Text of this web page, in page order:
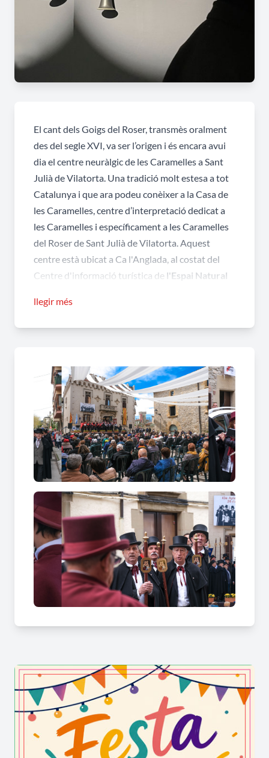
El cant dels Goigs del Roser, transmès oralment
des del segle XVI, va ser l’origen i és encara avui
dia el centre neuràlgic de les Caramelles a Sant
Julià de Vilatorta. Una tradició molt estesa a tot
Catalunya i que ara podeu conèixer a la Casa de
les Caramelles, centre d’interpretació dedicat a
les Caramelles i específicament a les Caramelles
del Roser de Sant Julià de Vilatorta. Aquest
centre està ubicat a Ca l'Anglada, al costat del
Centre d'informació turística de l'Espai Natural
Activitat gratuïta recomanada per a tota la
família.
llegir més